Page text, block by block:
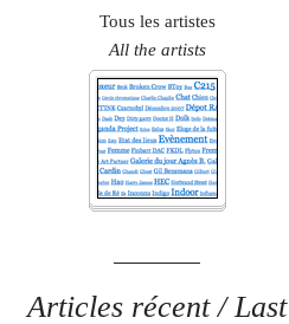
Tous les artistes
All the artists
Articles récent / Last